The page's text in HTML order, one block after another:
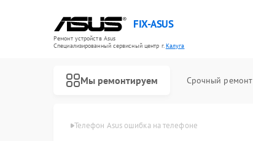
FIX-ASUS
Ремонт устройств Asus
Специализированный cервисный центр г.Калуга
Мы ремонтируем Срочный ремонт
Телефон Asus ошибка на телефоне